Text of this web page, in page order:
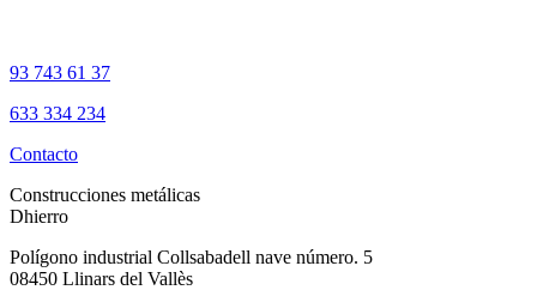
93 743 61 37
633 334 234
Contacto
Construcciones metálicas
Dhierro
Polígono industrial Collsabadell nave número. 5
08450 Llinars del Vallès